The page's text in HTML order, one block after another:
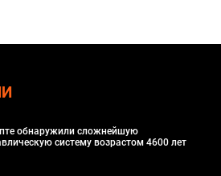
обнаружили сложнейшую
систему возрастом 4600 лет